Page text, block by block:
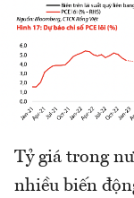
Tỷ giá trong
nhiều biến